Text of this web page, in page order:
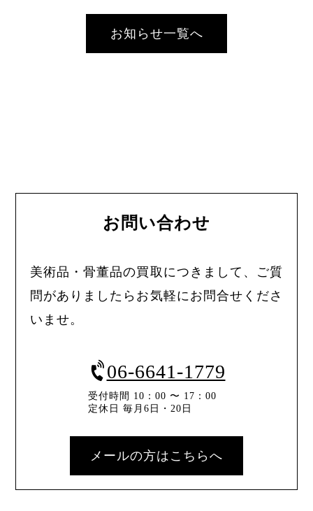
お知らせ一覧へ
お問い合わせ
美術品・骨董品の買取につきまして、ご質
問がありましたらお気軽にお問合せくださ
いませ。
06-6641-1779
受付時間 10：00 〜 17：00
定休日 毎月6日・20日
メールの方はこちらへ